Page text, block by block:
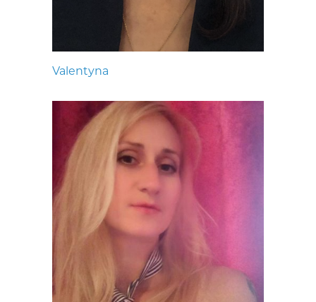
Valentyna